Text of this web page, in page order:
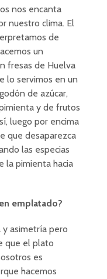
nos encanta
nuestro clima. El
de
un
fresas de Huelva
lo servimos en un
de azúcar,
y de frutos
luego por encima
que desaparezca
las especias
la pimienta hacia
emplatado?
asimetría pero
que el plato
es
hacemos